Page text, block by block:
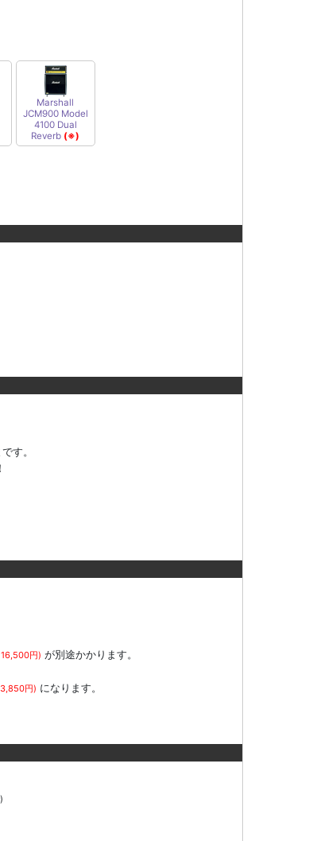
Marshall
JCM900 Model
4100 Dual
Reverb (※)
す。
円) が別途かかります。
円) になります。